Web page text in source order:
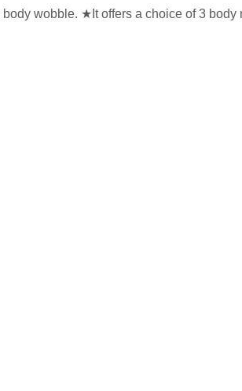
wobble. ★It offers a choice of 3 body